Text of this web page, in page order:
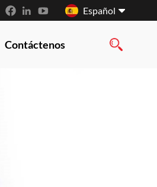
Español
Contáctenos